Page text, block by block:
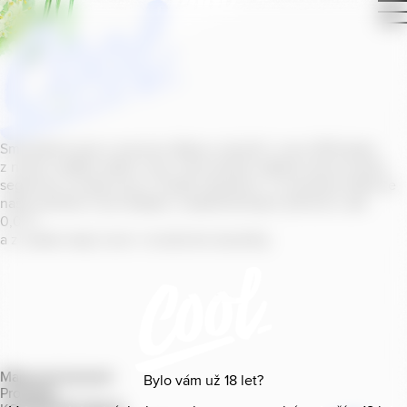
Bylo vám už 18 let?
Smícháním piva s ovocnou šťávou vytvořil v roce
z našich sládků
segmentu na bázi piva v České republice. V současné době se
naše portfolio Cool skládá z nealkoholických příchutí s alk.
0
a z nealko řady Cool+ s funkčními benefity.
Mapa provozoven
Produkty